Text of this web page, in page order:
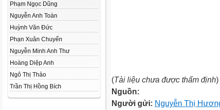
Phạm Ngọc Dũng
Nguyễn Anh Toàn
Huỳnh Văn Đức
Phạn Xuân Chuyển
Nguyễn Minh Anh Thư
Hoàng Diệp Anh
Ngô Thị Thảo
Trần Thị Hồng Bích
(Tài liệu chưa được thẩm định)
Nguồn:
Người gửi: Nguyễn Thị